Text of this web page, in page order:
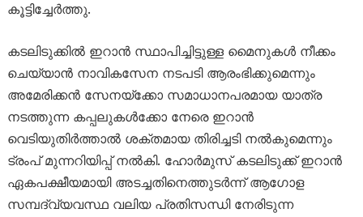
കൂട്ടിച്ചേർത്തു.
കടലിടുക്കിൽ ഇറാൻ സ്ഥാപിച്ചിട്ടുള്ള മൈനുകൾ നീക്കം
ചെയ്യാൻ നാവികസേന നടപടി ആരംഭിക്കുമെന്നും
അമേരിക്കൻ സേനയ്ക്കോ സമാധാനപരമായ യാത്ര
നടത്തുന്ന കപ്പലുകൾക്കോ നേരെ ഇറാൻ
വെടിയുതിർത്താൽ ശക്തമായ തിരിച്ചടി നൽകുമെന്നും
ട്രംപ് മുന്നറിയിപ്പ് നൽകി. ഹോർമുസ് കടലിടുക്ക് ഇറാൻ
ഏകപക്ഷീയമായി അടച്ചതിനെത്തുടർന്ന് ആഗോള
സമ്പദ്‌വ്യവസ്ഥ വലിയ പ്രതിസന്ധി നേരിടുന്ന